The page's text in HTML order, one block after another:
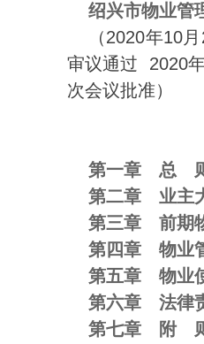
绍兴市物业管
（2020年10
审议通过 2020
次会议批准）
第一章 总
第二章 业主
第三章 前期
第四章 物业
第五章 物业
第六章 法律
第七章 附